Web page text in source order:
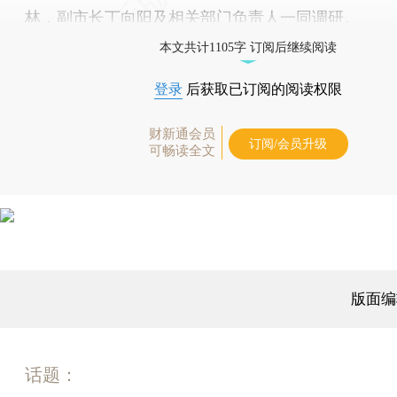
林，副市长丁向阳及相关部门负责人一同调研。
本文共计1105字 订阅后继续阅读
登录 后获取已订阅的阅读权限
财新通会员
可畅读全文
订阅/会员升级
版面
话题：